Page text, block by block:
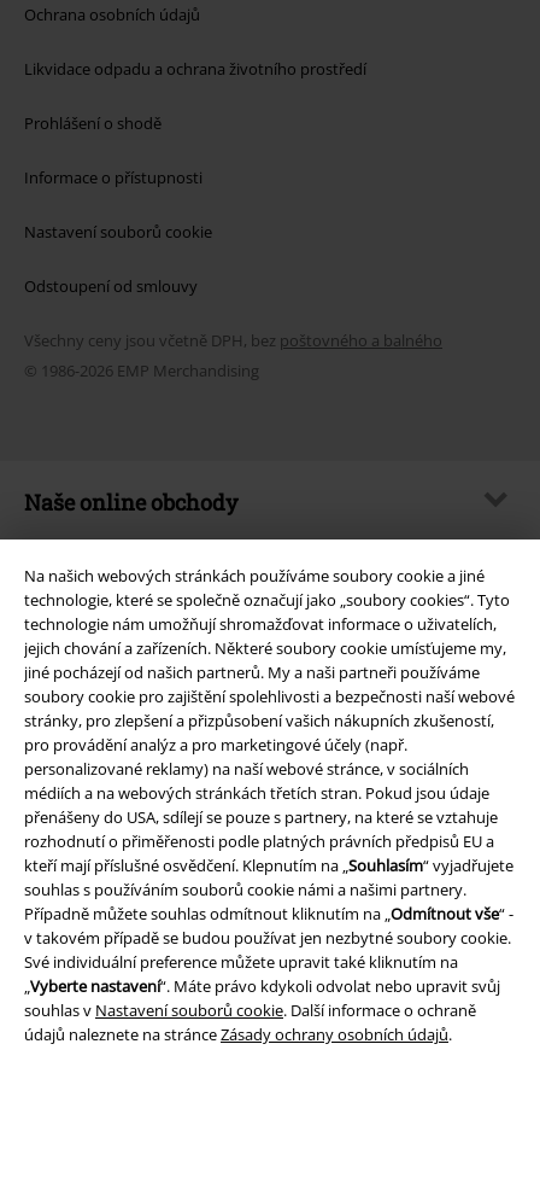
Na našich webových stránkách používáme soubory cookie a jiné
technologie, které se společně označují jako „soubory cookies“. Tyto
technologie nám umožňují shromažďovat informace o uživatelích,
jejich chování a zařízeních. Některé soubory cookie umísťujeme my,
jiné pocházejí od našich partnerů. My a naši partneři používáme
soubory cookie pro zajištění spolehlivosti a bezpečnosti naší webové
stránky, pro zlepšení a přizpůsobení vašich nákupních zkušeností,
pro provádění analýz a pro marketingové účely (např.
personalizované reklamy) na naší webové stránce, v sociálních
médiích a na webových stránkách třetích stran. Pokud jsou údaje
přenášeny do USA, sdílejí se pouze s partnery, na které se vztahuje
rozhodnutí o přiměřenosti podle platných právních předpisů EU a
kteří mají příslušné osvědčení. Klepnutím na „ Souhlasím“ vyjadřujete
souhlas s používáním souborů cookie námi a našimi partnery.
Případně můžete souhlas odmítnout kliknutím na „ Odmítnout vše“ -
v takovém případě se budou používat jen nezbytné soubory cookie.
Své individuální preference můžete upravit také kliknutím na
Vyberte nastavení“. Máte právo kdykoli odvolat nebo upravit svůj
souhlas v Nastavení souborů cookie. Další informace o ochraně
údajů naleznete na stránceZásady ochrany osobních údajů.
Ochrana osobních údajů
Likvidace odpadu a ochrana životního prostředí
Prohlášení o shodě
Informace o přístupnosti
Nastavení souborů cookie
Odstoupení od smlouvy
Všechny ceny jsou včetně DPH, bez poštovného a balného
© 1986-2026 EMP Merchandising
Naše online obchody
EMP France
EMP Deutschland
EMP Italia
EMP Polska
EMP Česká Republika
EMP Norge
EMP Schweiz
EMP Suomi
EMP Ireland
EMP United Kingdom
EMP Sverige